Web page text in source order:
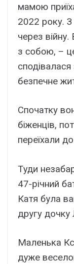
мамою
2022 року.
через
з собою, –
безпечне
Спочатку
біженців,
переїхали
Туди
47-річний
Катя була
другу дочку
Маленька
дуже